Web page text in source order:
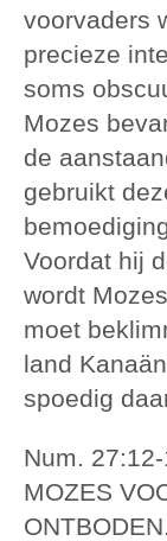
voorvaders
precieze
soms
Mozes
de
gebruikt
Voordat hij
wordt
moet
land
spoedig
Num. 27:12-
MOZES